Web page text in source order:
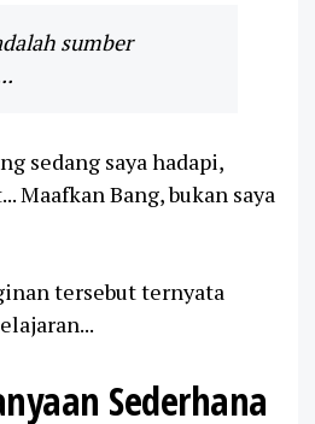
sumber
sedang saya hadapi,
Maafkan Bang, bukan saya
tersebut ternyata
Sederhana